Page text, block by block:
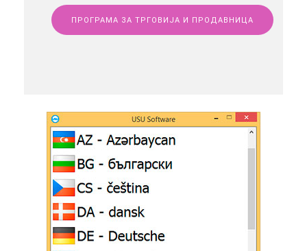
ПРОГРАМА ЗА ТРГОВИЈА И ПРОДАВНИЦА